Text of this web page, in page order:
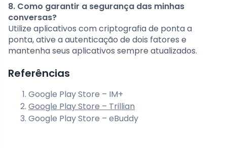
8. Como garantir a segurança das minhas
conversas?
Utilize aplicativos com criptografia de ponta a
ponta, ative a autenticação de dois fatores e
mantenha seus aplicativos sempre atualizados.
Referências
Google Play Store – IM+
Google Play Store – Trillian
Google Play Store – eBuddy